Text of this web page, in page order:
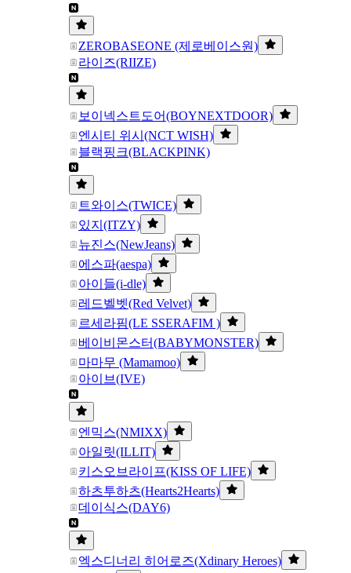
ZEROBASEONE (제로베이스원)
라이즈(RIIZE)
보이넥스트도어(BOYNEXTDOOR)
엔시티 위시(NCT WISH)
블랙핑크(BLACKPINK)
트와이스(TWICE)
있지(ITZY)
뉴진스(NewJeans)
에스파(aespa)
아이들(i-dle)
레드벨벳(Red Velvet)
르세라핌(LE SSERAFIM )
베이비몬스터(BABYMONSTER)
마마무 (Mamamoo)
아이브(IVE)
엔믹스(NMIXX)
아일릿(ILLIT)
키스오브라이프(KISS OF LIFE)
하츠투하츠(Hearts2Hearts)
데이식스(DAY6)
엑스디너리 히어로즈(Xdinary Heroes)